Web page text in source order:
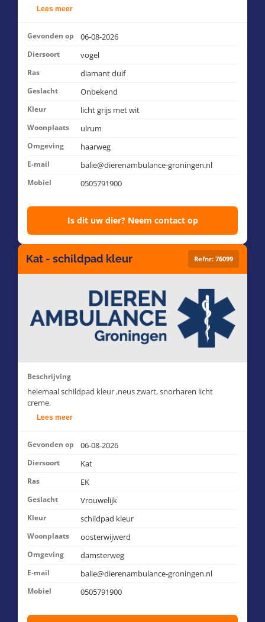
Lees meer
Gevonden op 06-08-2026
Diersoort vogel
Ras diamant duif
Geslacht Onbekend
Kleur licht grijs met wit
Woonplaats ulrum
Omgeving haarweg
E-mail balie@dierenambulance-groningen.nl
Mobiel 0505791900
Is dit uw dier? Neem contact op
Kat - schildpad kleur Refnr: 76099
Beschrijving
helemaal schildpad kleur ,neus zwart, snorharen licht
creme.
Lees meer
Gevonden op 06-08-2026
Diersoort Kat
Ras EK
Geslacht Vrouwelijk
Kleur schildpad kleur
Woonplaats oosterwijwerd
Omgeving damsterweg
E-mail balie@dierenambulance-groningen.nl
Mobiel 0505791900